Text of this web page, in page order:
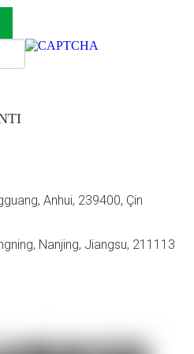
Anhui, 239400, Çin
Nanjing, Jiangsu, 211113